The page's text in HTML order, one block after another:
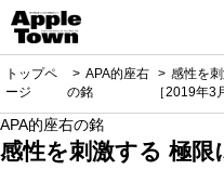
トップペ
ージ
APA的座右
の銘
感性を
［2019年3
APA的座右の銘
感性を刺激する 極限